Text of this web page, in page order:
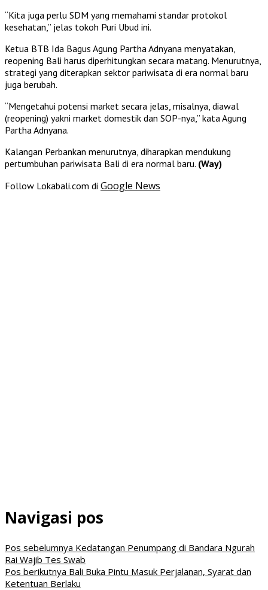
“Kita juga perlu SDM yang memahami standar protokol
kesehatan,” jelas tokoh Puri Ubud ini.
Ketua BTB Ida Bagus Agung Partha Adnyana menyatakan,
reopening Bali harus diperhitungkan secara matang. Menurutnya,
strategi yang diterapkan sektor pariwisata di era normal baru
juga berubah.
“Mengetahui potensi market secara jelas, misalnya, diawal
(reopening) yakni market domestik dan SOP-nya,” kata Agung
Partha Adnyana.
Kalangan Perbankan menurutnya, diharapkan mendukung
pertumbuhan pariwisata Bali di era normal baru. (Way)
Follow Lokabali.com di Google News
Navigasi pos
Pos sebelumnya Kedatangan Penumpang di Bandara Ngurah
Rai Wajib Tes Swab
Pos berikutnya Bali Buka Pintu Masuk Perjalanan, Syarat dan
Ketentuan Berlaku